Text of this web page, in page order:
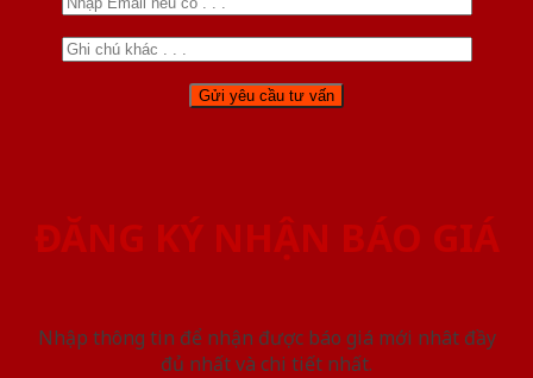
ĐĂNG KÝ NHẬN BÁO GIÁ
Nhập thông tin để nhận được báo giá mới nhât đầy
đủ nhất và chi tiết nhất.